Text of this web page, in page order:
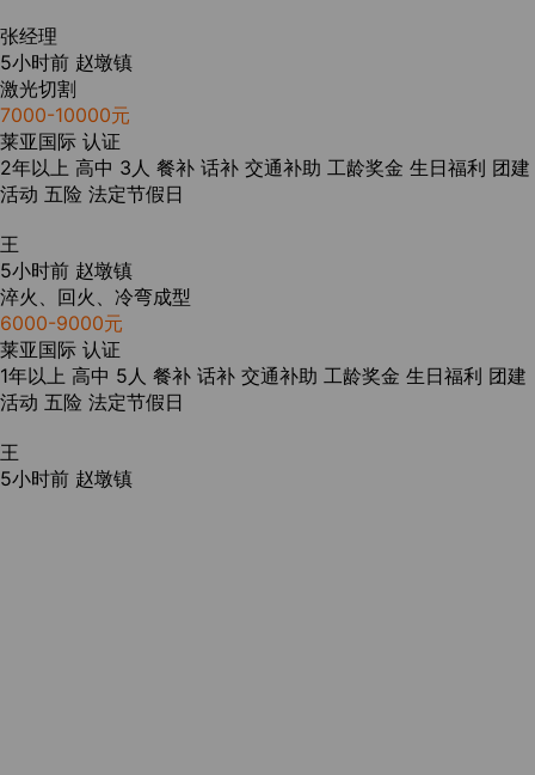
张经理
5小时前 赵墩镇
激光切割
7000-10000元
莱亚国际 认证
2年以上 高中 3人 餐补 话补 交通补助 工龄奖金 生日福利 团建
活动 五险 法定节假日
王
5小时前 赵墩镇
淬火、回火、冷弯成型
6000-9000元
莱亚国际 认证
1年以上 高中 5人 餐补 话补 交通补助 工龄奖金 生日福利 团建
活动 五险 法定节假日
王
5小时前 赵墩镇